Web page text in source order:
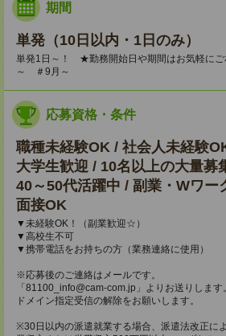
期間
単発（10日以内・1日のみ）
単発1日～！ ★勤務開始日や期間はお気軽に
～ ＃9月～
応募資格・条件
職種未経験OK / 社会人未経験
大学生歓迎 / 10名以上の大量募
40～50代活躍中 / 副業・Wワー
面接OK
▼未経験OK！（副業歓迎☆）
▼高校生不可
▼携帯電話をお持ちの方（業務連絡に使用）
※応募後のご連絡はメールです。
「81100_info@cam-com.jp」よりお送りします。
ドメイン指定受信の解除をお願いします。
※30日以内の派遣就業する場合、派遣法改正に